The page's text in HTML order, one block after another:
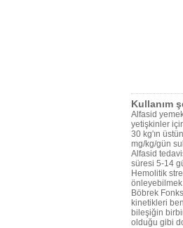
Kullanım
Alfasid
yetişkinler
30 kg'ın
mg/kg/gün
Alfasid
süresi 5-14
Hemolitik
Böbrek
kinetikleri
bileşiğin
olduğu gibi